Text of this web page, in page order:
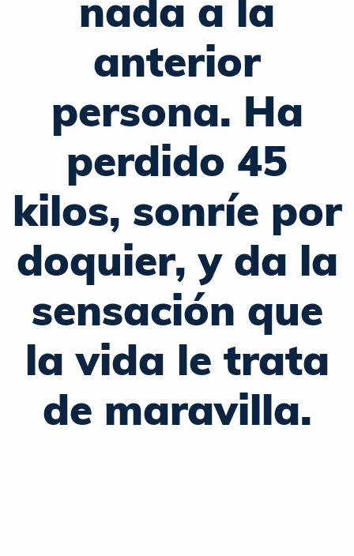
nada a la
anterior
persona. Ha
perdido 45
kilos, sonríe por
doquier, y da la
sensación que
la vida le trata
de maravilla.